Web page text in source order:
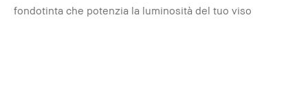
fondotinta che potenzia la luminosità del tuo viso